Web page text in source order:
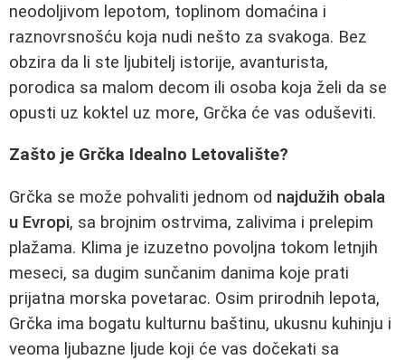
neodoljivom lepotom, toplinom domaćina i
raznovrsnošću koja nudi nešto za svakoga. Bez
obzira da li ste ljubitelj istorije, avanturista,
porodica sa malom decom ili osoba koja želi da se
opusti uz koktel uz more, Grčka će vas oduševiti.
Zašto je Grčka Idealno Letovalište?
Grčka se može pohvaliti jednom od najdužih obala
u Evropi, sa brojnim ostrvima, zalivima i prelepim
plažama. Klima je izuzetno povoljna tokom letnjih
meseci, sa dugim sunčanim danima koje prati
prijatna morska povetarac. Osim prirodnih lepota,
Grčka ima bogatu kulturnu baštinu, ukusnu kuhinju i
veoma ljubazne ljude koji će vas dočekati sa